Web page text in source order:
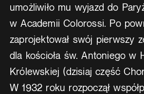
umożliwiło mu wyjazd do
w Academii Colorossi. Po
zaprojektował swój pierwszy
dla kościoła św. Antoniego w
Królewskiej (dzisiaj część
W 1932 roku rozpoczął